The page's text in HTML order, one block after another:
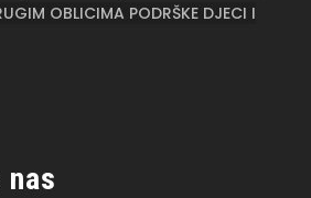
OBLICIMA PODRŠKE DJECI I